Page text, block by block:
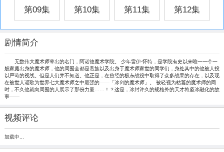
第09集 第10集 第11集 第12集
剧情简介
无数伟大魔术师辈出的名门，阿诺德魔术学院。 少年雷伊·怀特，是学院有史以来唯一一个一
般家庭出身的魔术师，他的周围全都是贵族以及出身于魔术师家世的同学们，身处其中的他被人投
以严苛的视线。但是人们并不知道。他正是，在曾经的极东战役中取得了众多战果的存在，以及现
在被世人讴歌为世界七大魔术师之中最强的——「冰剑的魔术师」。 被轻视为枯萎的魔术师的同
时，不久他就向周围的人展示了那份力量……！？这是，冰封许久的规格外的天才将坚冰融化的故
事——
视频评论
加载中...